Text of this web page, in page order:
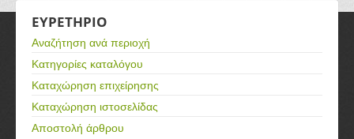
ΕΥΡΕΤΗΡΙΟ
Αναζήτηση ανά περιοχή
Κατηγορίες καταλόγου
Καταχώρηση επιχείρησης
Καταχώρηση ιστοσελίδας
Αποστολή άρθρου